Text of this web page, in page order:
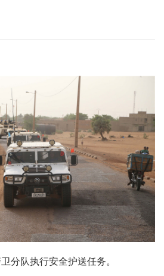
分队执行安全护送任务。